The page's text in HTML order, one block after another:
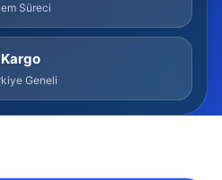
Süreci
Kargo
Geneli